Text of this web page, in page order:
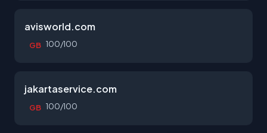
avisworld.com
GB 100/100
jakartaservice.com
GB 100/100